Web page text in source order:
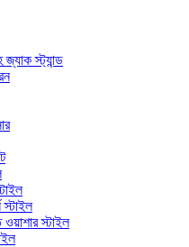
স্ট্যান্ড
স্টাইল
স্টাইল